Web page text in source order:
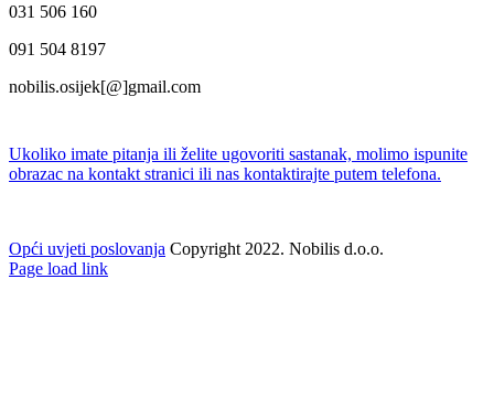
031 506 160
091 504 8197
nobilis.osijek[@]gmail.com
Ukoliko imate pitanja ili želite ugovoriti sastanak, molimo ispunite
obrazac na kontakt stranici ili nas kontaktirajte putem telefona.
Opći uvjeti poslovanja Copyright 2022. Nobilis d.o.o.
Facebook
Twitter
Instagram
Pinterest
Page load link